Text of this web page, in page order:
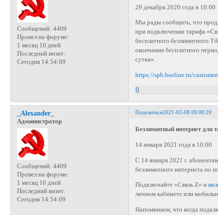
Сообщений: 4409
Провел на форуме:
1 месяц 10 дней
Последний визит:
Сегодня 14:54:09
29 декабря 2020 года в 10:00
Мы рады сообщить, что
при подключении тарифа
бесплатного безлимитного
окончания бесплатного
сутки».
https://spb.beeline.ru/
0
Поделиться2021-02-08 09:00:29
_Alexander_
Администратор
Сообщений: 4409
Провел на форуме:
1 месяц 10 дней
Последний визит:
Сегодня 14:54:09
Безлимитный интернет для
14 января 2021 года в 10:00
C 14 января 2021 г.
безлимитного интернета по
Подключайте «Связь Z» и
личном кабинете или
Напоминаем, что когда